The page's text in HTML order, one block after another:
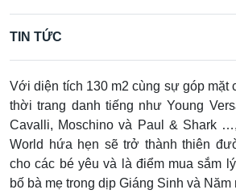
TIN TỨC
Với diện tích 130 m2 cùng sự góp mặt
thời trang danh tiếng như Young
Cavalli, Moschino và Paul & Shark
World hứa hẹn sẽ trở thành thiên
cho các bé yêu và là điểm mua sắm
bố bà mẹ trong dịp Giáng Sinh và Năm